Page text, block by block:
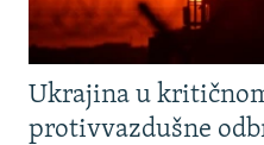
Ukrajina u
protivvazdušne